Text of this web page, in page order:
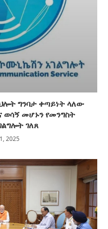
ግንባታ ቀጣይነት ላለው
ወሳኝ መሆኑን የመንግስት
ገለጸ
2025